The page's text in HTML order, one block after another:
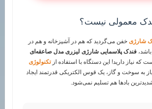
معمولی نیست؟
شارژی خفن می‌گردید که هم در آشپزخانه و هم در
فندک پلاسمایی شارژی لیزری مدل صاعقه‌ای
که نیاز دارید! این دستگاه با استفاده ازتکنولوژی
به سوخت و گاز، یک قوس الکتریکی قدرتمند ایجاد
بادها هم تسلیم نمی‌شود.